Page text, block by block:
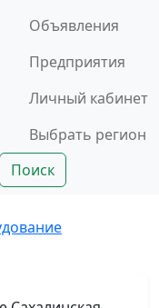
Объявления
Предприятия
Личный кабинет
Выбрать регион
Поиск